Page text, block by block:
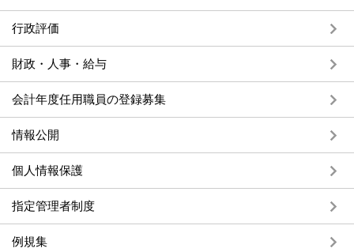
行政評価
財政・人事・給与
会計年度任用職員の登録募集
情報公開
個人情報保護
指定管理者制度
例規集